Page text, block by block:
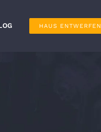
HAUS ENTWERFEN